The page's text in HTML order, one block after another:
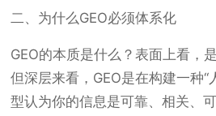
二、为什么GEO必须体系化
GEO的本质是什么？表面上看，
但深层来看，GEO是在构建一种
型认为你的信息是可靠、相关、可